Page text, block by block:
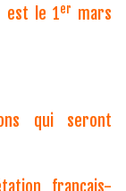
est le 1er mars
qui seront
français-